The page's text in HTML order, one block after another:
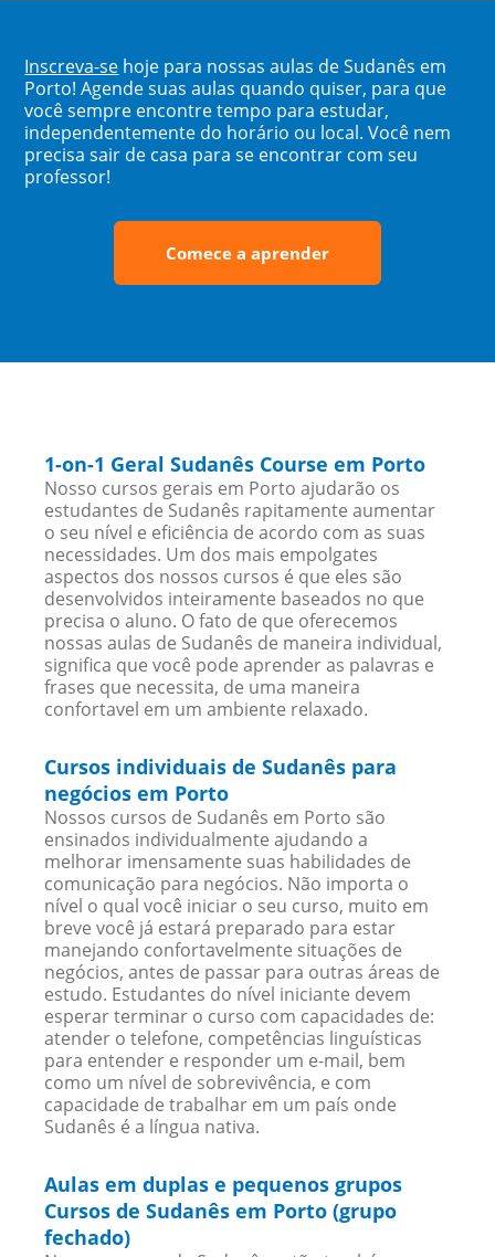
Inscreva-se hoje para nossas aulas de Sudanês em
Porto! Agende suas aulas quando quiser, para que
você sempre encontre tempo para estudar,
independentemente do horário ou local. Você nem
precisa sair de casa para se encontrar com seu
professor!
Comece a aprender
1-on-1 Geral Sudanês Course em Porto
Nosso cursos gerais em Porto ajudarão os
estudantes de Sudanês rapitamente aumentar
o seu nível e eficiência de acordo com as suas
necessidades. Um dos mais empolgates
aspectos dos nossos cursos é que eles são
desenvolvidos inteiramente baseados no que
precisa o aluno. O fato de que oferecemos
nossas aulas de Sudanês de maneira individual,
significa que você pode aprender as palavras e
frases que necessita, de uma maneira
confortavel em um ambiente relaxado.
Cursos individuais de Sudanês para
negócios em Porto
Nossos cursos de Sudanês em Porto são
ensinados individualmente ajudando a
melhorar imensamente suas habilidades de
comunicação para negócios. Não importa o
nível o qual você iniciar o seu curso, muito em
breve você já estará preparado para estar
manejando confortavelmente situações de
negócios, antes de passar para outras áreas de
estudo. Estudantes do nível iniciante devem
esperar terminar o curso com capacidades de:
atender o telefone, competências linguísticas
para entender e responder um e-mail, bem
como um nível de sobrevivência, e com
capacidade de trabalhar em um país onde
Sudanês é a língua nativa.
Aulas em duplas e pequenos grupos
Cursos de Sudanês em Porto (grupo
fechado)